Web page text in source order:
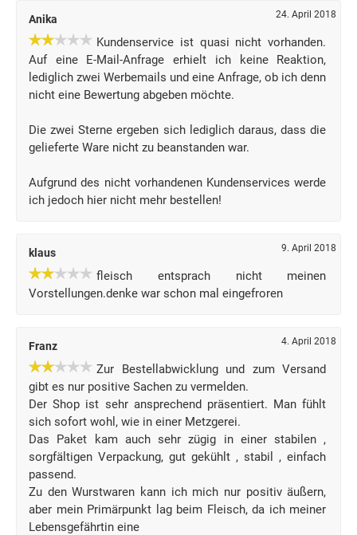
Anika 24. April 2018
Kundenservice ist quasi nicht vorhanden.
Auf eine E-Mail-Anfrage erhielt ich keine Reaktion,
lediglich zwei Werbemails und eine Anfrage, ob ich denn
nicht eine Bewertung abgeben möchte.
Die zwei Sterne ergeben sich lediglich daraus, dass die
gelieferte Ware nicht zu beanstanden war.
Aufgrund des nicht vorhandenen Kundenservices werde
ich jedoch hier nicht mehr bestellen!
klaus 9. April 2018
fleisch entsprach nicht meinen
Vorstellungen.denke war schon mal eingefroren
Franz 4. April 2018
Zur Bestellabwicklung und zum Versand
gibt es nur positive Sachen zu vermelden.
Der Shop ist sehr ansprechend präsentiert. Man fühlt
sich sofort wohl, wie in einer Metzgerei.
Das Paket kam auch sehr zügig in einer stabilen ,
sorgfältigen Verpackung, gut gekühlt , stabil , einfach
passend.
Zu den Wurstwaren kann ich mich nur positiv äußern,
aber mein Primärpunkt lag beim Fleisch, da ich meiner
Lebensgefährtin eine